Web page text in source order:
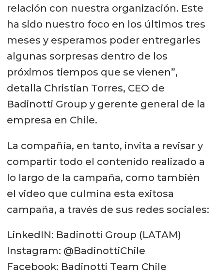
relación con nuestra organización. Este
ha sido nuestro foco en los últimos tres
meses y esperamos poder entregarles
algunas sorpresas dentro de los
próximos tiempos que se vienen”,
detalla Christian Torres, CEO de
Badinotti Group y gerente general de la
empresa en Chile.
La compañía, en tanto, invita a revisar y
compartir todo el contenido realizado a
lo largo de la campaña, como también
el video que culmina esta exitosa
campaña, a través de sus redes sociales:
LinkedIN: Badinotti Group (LATAM)
Instagram: @BadinottiChile
Facebook: Badinotti Team Chile